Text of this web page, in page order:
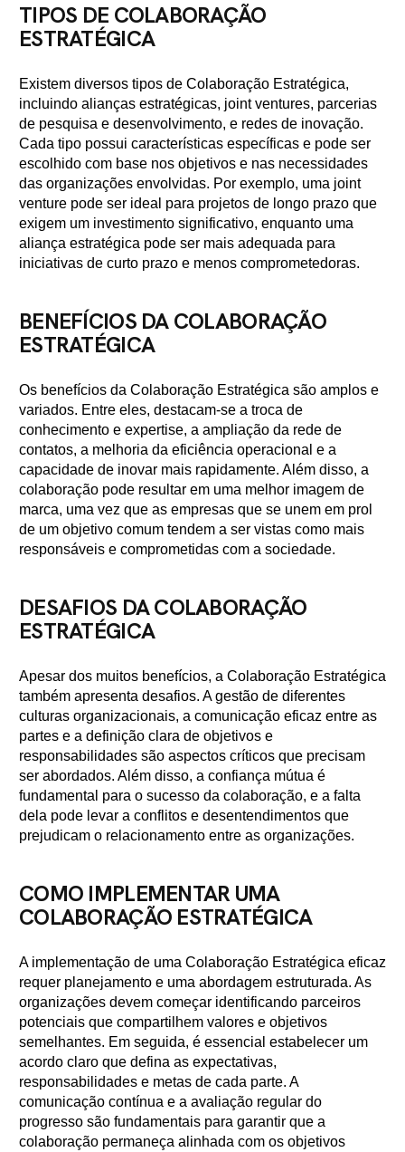
TIPOS DE COLABORAÇÃO
ESTRATÉGICA
Existem diversos tipos de Colaboração Estratégica,
incluindo alianças estratégicas, joint ventures, parcerias
de pesquisa e desenvolvimento, e redes de inovação.
Cada tipo possui características específicas e pode ser
escolhido com base nos objetivos e nas necessidades
das organizações envolvidas. Por exemplo, uma joint
venture pode ser ideal para projetos de longo prazo que
exigem um investimento significativo, enquanto uma
aliança estratégica pode ser mais adequada para
iniciativas de curto prazo e menos comprometedoras.
BENEFÍCIOS DA COLABORAÇÃO
ESTRATÉGICA
Os benefícios da Colaboração Estratégica são amplos e
variados. Entre eles, destacam-se a troca de
conhecimento e expertise, a ampliação da rede de
contatos, a melhoria da eficiência operacional e a
capacidade de inovar mais rapidamente. Além disso, a
colaboração pode resultar em uma melhor imagem de
marca, uma vez que as empresas que se unem em prol
de um objetivo comum tendem a ser vistas como mais
responsáveis e comprometidas com a sociedade.
DESAFIOS DA COLABORAÇÃO
ESTRATÉGICA
Apesar dos muitos benefícios, a Colaboração Estratégica
também apresenta desafios. A gestão de diferentes
culturas organizacionais, a comunicação eficaz entre as
partes e a definição clara de objetivos e
responsabilidades são aspectos críticos que precisam
ser abordados. Além disso, a confiança mútua é
fundamental para o sucesso da colaboração, e a falta
dela pode levar a conflitos e desentendimentos que
prejudicam o relacionamento entre as organizações.
COMO IMPLEMENTAR UMA
COLABORAÇÃO ESTRATÉGICA
A implementação de uma Colaboração Estratégica eficaz
requer planejamento e uma abordagem estruturada. As
organizações devem começar identificando parceiros
potenciais que compartilhem valores e objetivos
semelhantes. Em seguida, é essencial estabelecer um
acordo claro que defina as expectativas,
responsabilidades e metas de cada parte. A
comunicação contínua e a avaliação regular do
progresso são fundamentais para garantir que a
colaboração permaneça alinhada com os objetivos